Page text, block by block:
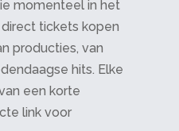
momenteel in het
tickets kopen
producties, van
hits. Elke
een korte
link voor